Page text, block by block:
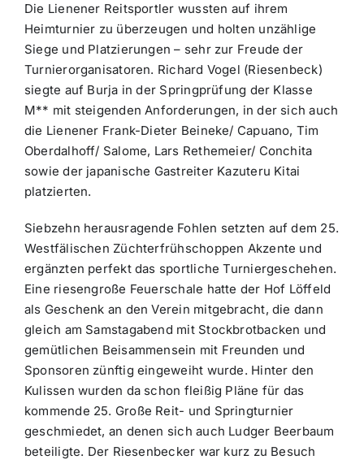
Die Lienener Reitsportler wussten auf ihrem
Heimturnier zu überzeugen und holten unzählige
Siege und Platzierungen – sehr zur Freude der
Turnierorganisatoren. Richard Vogel (Riesenbeck)
siegte auf Burja in der Springprüfung der Klasse
M** mit steigenden Anforderungen, in der sich auch
die Lienener Frank-Dieter Beineke/ Capuano, Tim
Oberdalhoff/ Salome, Lars Rethemeier/ Conchita
sowie der japanische Gastreiter Kazuteru Kitai
platzierten.
Siebzehn herausragende Fohlen setzten auf dem 25.
Westfälischen Züchterfrühschoppen Akzente und
ergänzten perfekt das sportliche Turniergeschehen.
Eine riesengroße Feuerschale hatte der Hof Löffeld
als Geschenk an den Verein mitgebracht, die dann
gleich am Samstagabend mit Stockbrotbacken und
gemütlichen Beisammensein mit Freunden und
Sponsoren zünftig eingeweiht wurde. Hinter den
Kulissen wurden da schon fleißig Pläne für das
kommende 25. Große Reit- und Springturnier
geschmiedet, an denen sich auch Ludger Beerbaum
beteiligte. Der Riesenbecker war kurz zu Besuch